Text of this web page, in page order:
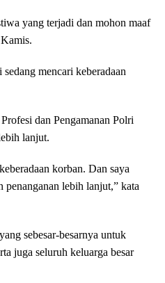
yang terjadi dan mohon maaf
mencari keberadaan
dan Pengamanan Polri
lanjut.
korban. Dan saya
lebih lanjut,” kata
sebesar-besarnya untuk
juga seluruh keluarga besar